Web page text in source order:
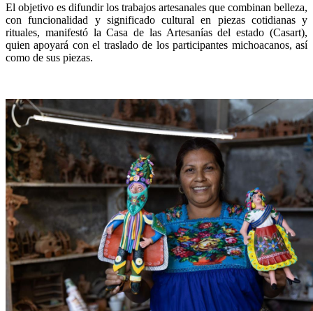
El objetivo es difundir los trabajos artesanales que combinan belleza,
con funcionalidad y significado cultural en piezas cotidianas y
rituales, manifestó la Casa de las Artesanías del estado (Casart),
quien apoyará con el traslado de los participantes michoacanos, así
como de sus piezas.